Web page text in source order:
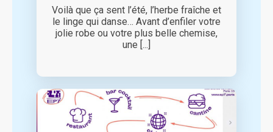
Voilà que ça sent l’été, l’herbe fraîche et
le linge qui danse… Avant d’enfiler votre
jolie robe ou votre plus belle chemise,
une [...]